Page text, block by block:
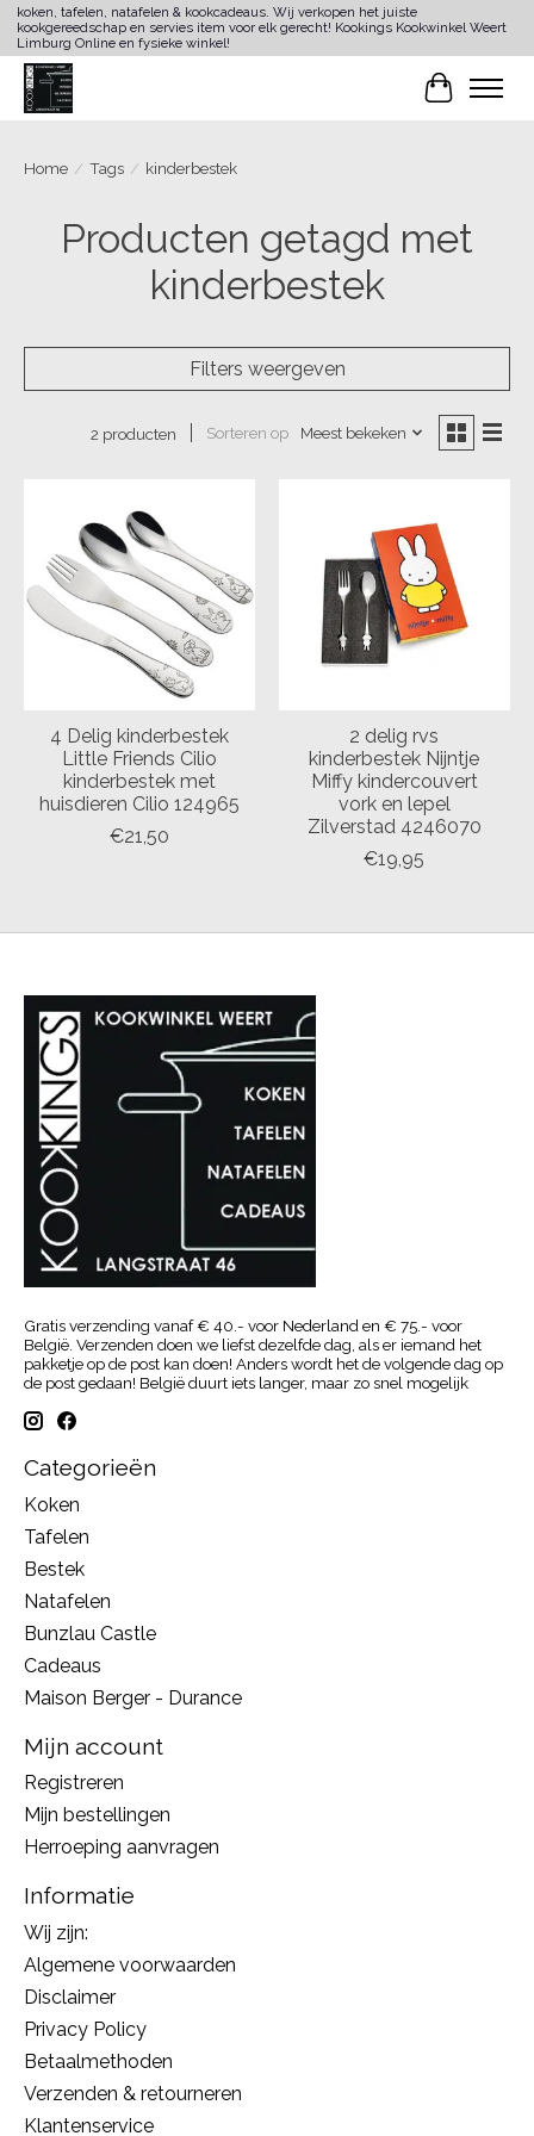
koken, tafelen, natafelen & kookcadeaus. Wij verkopen het juiste
kookgereedschap en servies item voor elk gerecht! Kookings Kookwinkel Weert
Limburg Online en fysieke winkel!
Home / Tags / kinderbestek
Producten getagd met
kinderbestek
Filters weergeven
2 producten Sorteren op Meest bekeken
4 Delig kinderbestek
Little Friends Cilio
kinderbestek met
huisdieren Cilio 124965
€21,50
2 delig rvs
kinderbestek Nijntje
Miffy kindercouvert
vork en lepel
Zilverstad 4246070
€19,95
Gratis verzending vanaf € 40.- voor Nederland en € 75.- voor
België. Verzenden doen we liefst dezelfde dag, als er iemand het
pakketje op de post kan doen! Anders wordt het de volgende dag op
de post gedaan! België duurt iets langer, maar zo snel mogelijk
Categorieën
Koken
Tafelen
Bestek
Natafelen
Bunzlau Castle
Cadeaus
Maison Berger - Durance
Mijn account
Registreren
Mijn bestellingen
Herroeping aanvragen
Informatie
Wij zijn:
Algemene voorwaarden
Disclaimer
Privacy Policy
Betaalmethoden
Verzenden & retourneren
Klantenservice